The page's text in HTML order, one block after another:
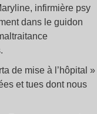
infirmière psy
dans le guidon
de mise à l’hôpital »
et tues dont nous